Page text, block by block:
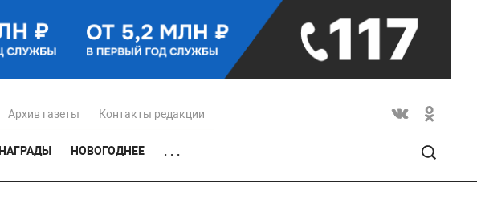
Архив газеты Контакты редакции
НАГРАДЫ НОВОГОДНЕЕ . . .